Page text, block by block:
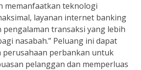
memanfaatkan teknologi
layanan internet banking
transaksi yang lebih
nasabah.” Peluang ini dapat
perusahaan perbankan untuk
pelanggan dan memperluas